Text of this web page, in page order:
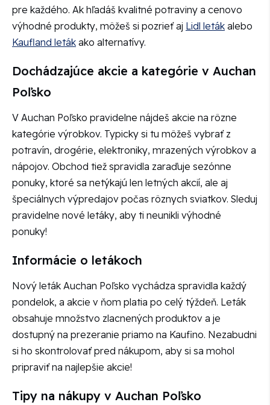
pre každého. Ak hľadáš kvalitné potraviny a cenovo
výhodné produkty, môžeš si pozrieť aj Lidl leták alebo
Kaufland leták ako alternatívy.
Dochádzajúce akcie a kategórie v Auchan
Poľsko
V Auchan Poľsko pravidelne nájdeš akcie na rôzne
kategórie výrobkov. Typicky si tu môžeš vybrať z
potravín, drogérie, elektroniky, mrazených výrobkov a
nápojov. Obchod tiež spravidla zaraďuje sezónne
ponuky, ktoré sa netýkajú len letných akcií, ale aj
špeciálnych výpredajov počas rôznych sviatkov. Sleduj
pravidelne nové letáky, aby ti neunikli výhodné
ponuky!
Informácie o letákoch
Nový leták Auchan Poľsko vychádza spravidla každý
pondelok, a akcie v ňom platia po celý týždeň. Leták
obsahuje množstvo zlacnených produktov a je
dostupný na prezeranie priamo na Kaufino. Nezabudni
si ho skontrolovať pred nákupom, aby si sa mohol
pripraviť na najlepšie akcie!
Tipy na nákupy v Auchan Poľsko